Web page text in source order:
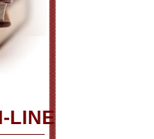
LINE